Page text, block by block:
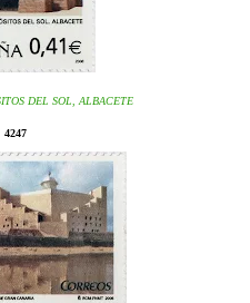
DEL SOL, ALBACETE
4247